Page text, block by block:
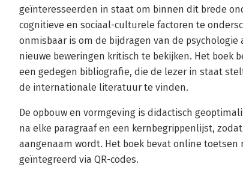
geïnteresseerden in staat om binnen dit brede
cognitieve en sociaal-culturele factoren te
onmisbaar is om de bijdragen van de
nieuwe bewe­ringen kritisch te bekijken. Het boek
een gedegen bibliografie, die de lezer in staat
de internationale literatuur te vinden.
De opbouw en vormgeving is didactisch
na elke paragraaf en een kernbe­grippenlijst,
aangenaam wordt. Het boek bevat online
geïntegreerd via QR-codes.